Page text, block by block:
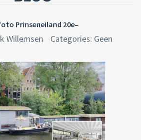
Prinseneiland 20e–
Willemsen Categories: Geen